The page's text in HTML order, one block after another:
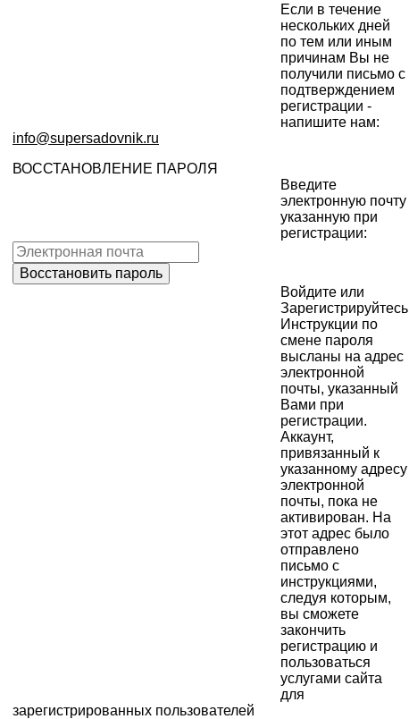
Если в течение
нескольких дней
по тем или иным
причинам Вы не
получили письмо с
подтверждением
регистрации -
напишите нам:
info@supersadovnik.ru
ВОССТАНОВЛЕНИЕ ПАРОЛЯ
Введите
электронную почту
указанную при
регистрации:
Войдите или
Зарегистрируйтесь
Инструкции по
смене пароля
высланы на адрес
электронной
почты, указанный
Вами при
регистрации.
Аккаунт,
привязанный к
указанному адресу
электронной
почты, пока не
активирован. На
этот адрес было
отправлено
письмо с
инструкциями,
следуя которым,
вы сможете
закончить
регистрацию и
пользоваться
услугами сайта
для
зарегистрированных пользователей